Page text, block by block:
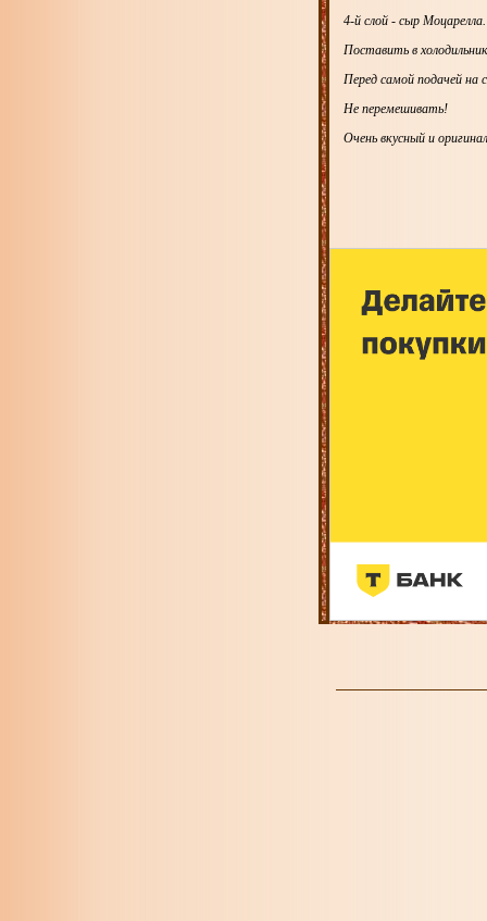
4-й слой - сыр Моцарелла.
Поставить в
Перед самой подачей на
Не перемешивать!
Очень вкусный и